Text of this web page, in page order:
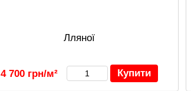
Лляної
4 700 грн/м² Купити